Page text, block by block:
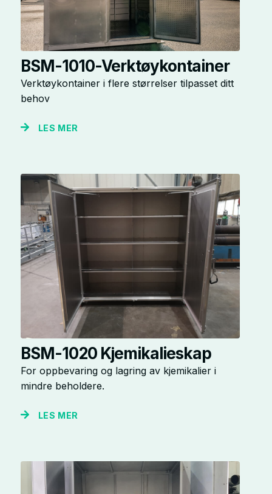
BSM-1010-Verktøykontainer
Verktøykontainer i flere størrelser tilpasset ditt
behov
LES MER
BSM-1020 Kjemikalieskap
For oppbevaring og lagring av kjemikalier i
mindre beholdere.
LES MER